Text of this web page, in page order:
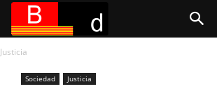
Justicia
Sociedad Justicia